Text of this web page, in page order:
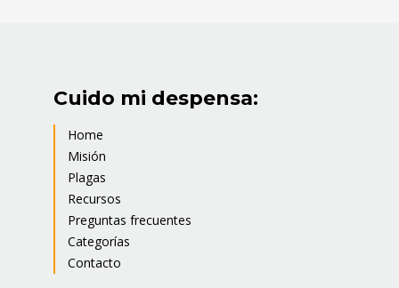
Cuido mi despensa:
Home
Misión
Plagas
Recursos
Preguntas frecuentes
Categorías
Contacto